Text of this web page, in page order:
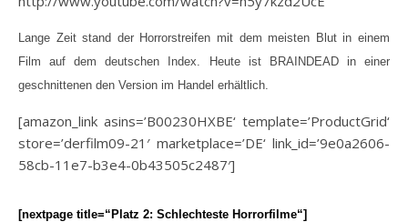
Lange Zeit stand der Horrorstreifen mit dem meisten Blut in einem
Film auf dem deutschen Index. Heute ist BRAINDEAD in einer
geschnittenen den Version im Handel erhältlich.
[amazon_link asins=’B00230HXBE‘ template=’ProductGrid‘
store=’derfilm09-21′ marketplace=’DE‘ link_id=’9e0a2606-
58cb-11e7-b3e4-0b43505c2487′]
[nextpage title=“Platz 2: Schlechteste Horrorfilme“]